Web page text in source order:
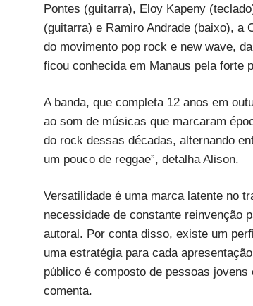
Pontes (guitarra), Eloy Kapeny
(guitarra) e Ramiro Andrade (baixo), a
do movimento pop rock e new wave,
ficou conhecida em Manaus pela forte
A banda, que completa 12 anos em
ao som de músicas que marcaram
do rock dessas décadas, alternando
um pouco de reggae”, detalha Alison.
Versatilidade é uma marca latente no
necessidade de constante reinvenção
autoral. Por conta disso, existe um
uma estratégia para cada
público é composto de pessoas
comenta.